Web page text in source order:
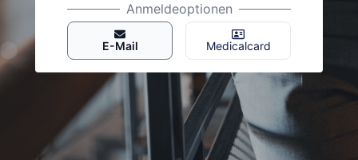
Anmeldeoptionen
E-Mail Medicalcard